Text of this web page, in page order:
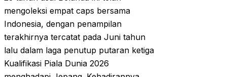
mengoleksi empat caps bersama
Indonesia, dengan penampilan
terakhirnya tercatat pada Juni tahun
lalu dalam laga penutup putaran ketiga
Kualifikasi Piala Dunia 2026